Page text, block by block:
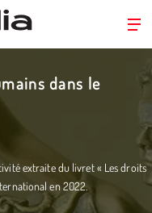
dans le
extraite du livret « Les droits
en 2022.­